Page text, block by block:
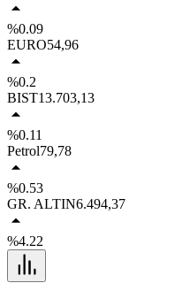
%0.09
EURO54,96
%0.2
BIST13.703,13
%0.11
Petrol79,78
%0.53
GR. ALTIN6.494,37
%4.22